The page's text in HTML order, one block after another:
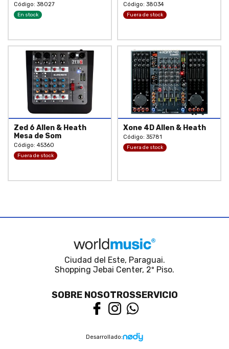
Código: 38027
En stock
Código: 38034
Fuera de stock
Zed 6 Allen & Heath
Mesa de Som
Código: 45360
Fuera de stock
Xone 4D Allen & Heath
Código: 35781
Fuera de stock
Ciudad del Este, Paraguai.
Shopping Jebai Center, 2º Piso.
SOBRE NOSOTROSSERVICIO
Desarrollado: